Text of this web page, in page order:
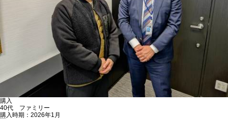
購入
40代 ファミリー
購入時期：2026年1月